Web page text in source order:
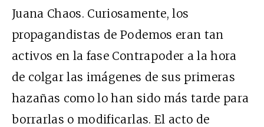
Juana Chaos. Curiosamente, los
propagandistas de Podemos eran tan
activos en la fase Contrapoder a la hora
de colgar las imágenes de sus primeras
hazañas como lo han sido más tarde para
borrarlas o modificarlas. El acto de